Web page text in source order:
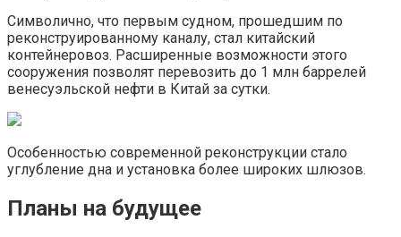
Символично, что первым судном, прошедшим по
реконструированному каналу, стал китайский
контейнеровоз. Расширенные возможности этого
сооружения позволят перевозить до 1 млн баррелей
венесуэльской нефти в Китай за сутки.
Особенностью современной реконструкции стало
углубление дна и установка более широких шлюзов.
Планы на будущее